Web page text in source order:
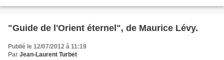
"Guide de l'Orient éternel", de Maurice Lévy.
Publié le 12/07/2012 à 11:19
Par Jean-Laurent Turbet